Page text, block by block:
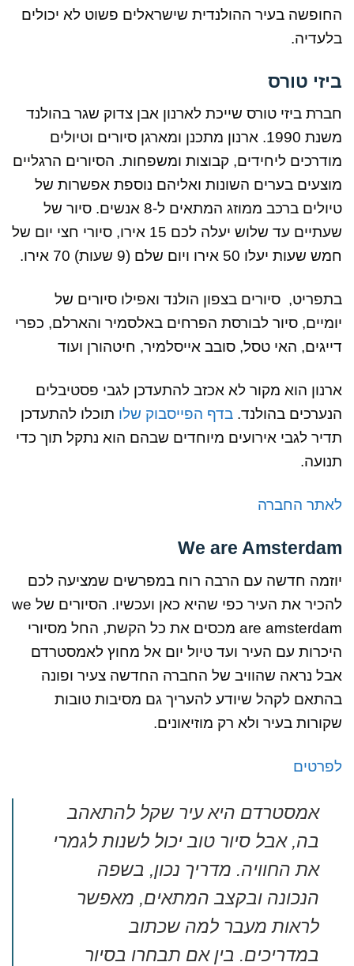
החופשה בעיר ההולנדית שישראלים פשוט לא יכולים
בלעדיה.
ביזי טורס
חברת ביזי טורס שייכת לארנון אבן צדוק שגר בהולנד
משנת 1990. ארנון מתכנן ומארגן סיורים וטיולים
מודרכים ליחידים, קבוצות ומשפחות. הסיורים הרגליים
מוצעים בערים השונות ואליהם נוספת אפשרות של
טיולים ברכב ממוזג המתאים ל-8 אנשים. סיור של
שעתיים עד שלוש יעלה לכם 15 אירו, סיורי חצי יום של
חמש שעות יעלו 50 אירו ויום שלם (9 שעות) 70 אירו.
בתפריט, סיורים בצפון הולנד ואפילו סיורים של
יומיים, סיור לבורסת הפרחים באלסמיר והארלם, כפרי
דייגים, האי טסל, סובב אייסלמיר, חיטהורן ועוד
ארנון הוא מקור לא אכזב להתעדכן לגבי פסטיבלים
הנערכים בהולנד. בדף הפייסבוק שלו תוכלו להתעדכן
תדיר לגבי אירועים מיוחדים שבהם הוא נתקל תוך כדי
תנועה.
לאתר החברה
We are Amsterdam
יוזמה חדשה עם הרבה רוח במפרשים שמציעה לכם
להכיר את העיר כפי שהיא כאן ועכשיו. הסיורים של we
are amsterdam מכסים את כל הקשת, החל מסיורי
היכרות עם העיר ועד טיול יום אל מחוץ לאמסטרדם
אבל נראה שהוויב של החברה החדשה צעיר ופונה
בהתאם לקהל שיודע להעריך גם מסיבות טובות
שקורות בעיר ולא רק מוזיאונים.
לפרטים
אמסטרדם היא עיר שקל להתאהב
בה, אבל סיור טוב יכול לשנות לגמרי
את החוויה. מדריך נכון, בשפה
הנכונה ובקצב המתאים, מאפשר
לראות מעבר למה שכתוב
במדריכים. בין אם תבחרו בסיור